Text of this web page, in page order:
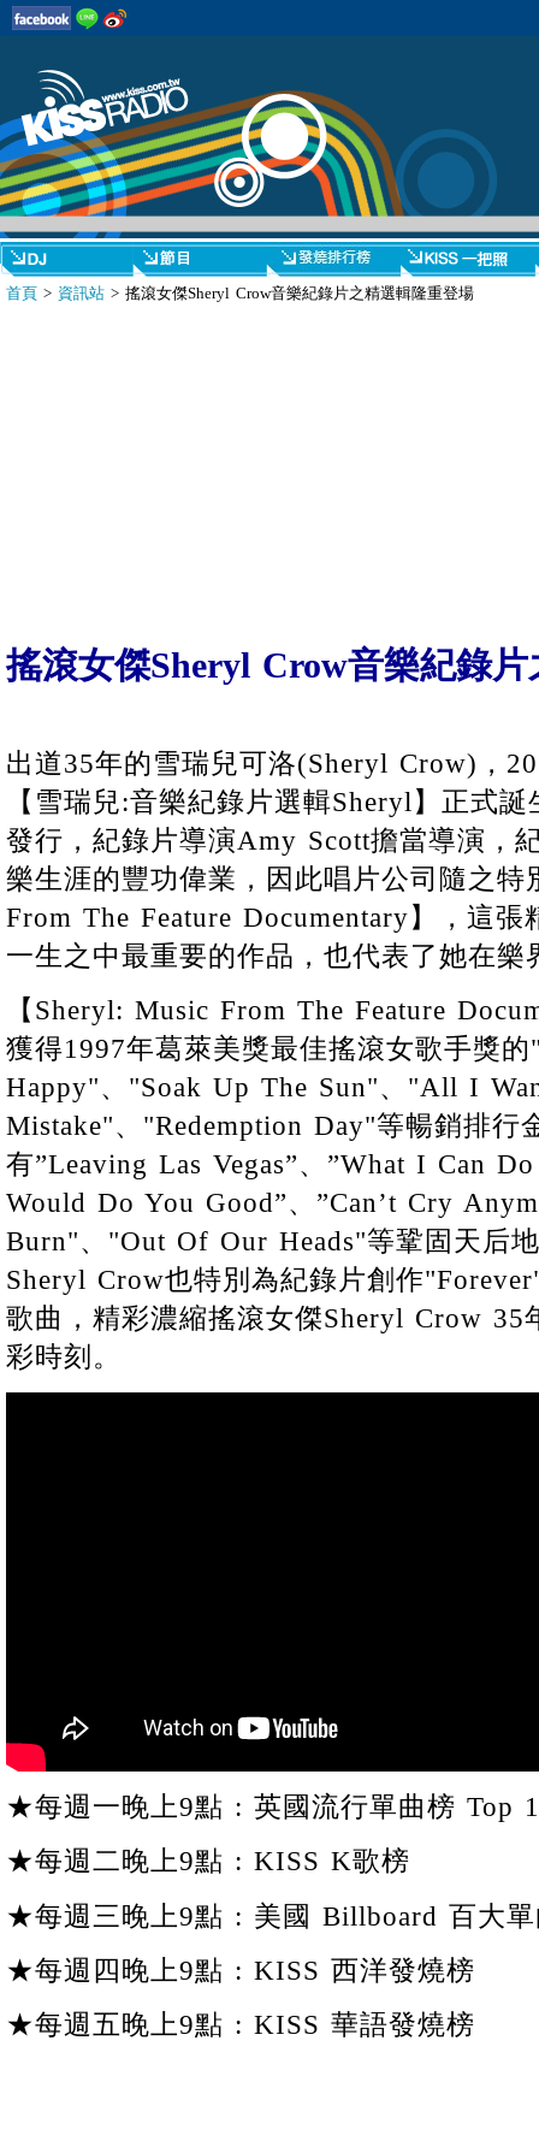
首頁 > 資訊站 > 搖滾女傑Sheryl Crow音樂紀錄片之精選輯隆重登場
搖滾女傑Sheryl Crow音樂紀錄
出道35年的雪瑞兒可洛(Sheryl Crow)，
【雪瑞兒:音樂紀錄片選輯Sheryl】正式
發行，紀錄片導演Amy Scott擔當導演，
樂生涯的豐功偉業，因此唱片公司隨之特
From The Feature Documentary】，這
一生之中最重要的作品，也代表了她在樂
【Sheryl: Music From The Feature
獲得1997年葛萊美獎最佳搖滾女歌手獎
Happy"、"Soak Up The Sun"、"All I
Mistake"、"Redemption Day"等暢銷排行
有”Leaving Las Vegas”、”What I Can
Would Do You Good”、”Can’t Cry
Burn"、"Out Of Our Heads"等鞏固天后
Sheryl Crow也特別為紀錄片創作
歌曲，精彩濃縮搖滾女傑Sheryl Crow 35
彩時刻。
★每週一晚上9點 : 英國流行單曲榜 Top
★每週二晚上9點 : KISS K歌榜
★每週三晚上9點 : 美國 Billboard 百大
★每週四晚上9點 : KISS 西洋發燒榜
★每週五晚上9點 : KISS 華語發燒榜